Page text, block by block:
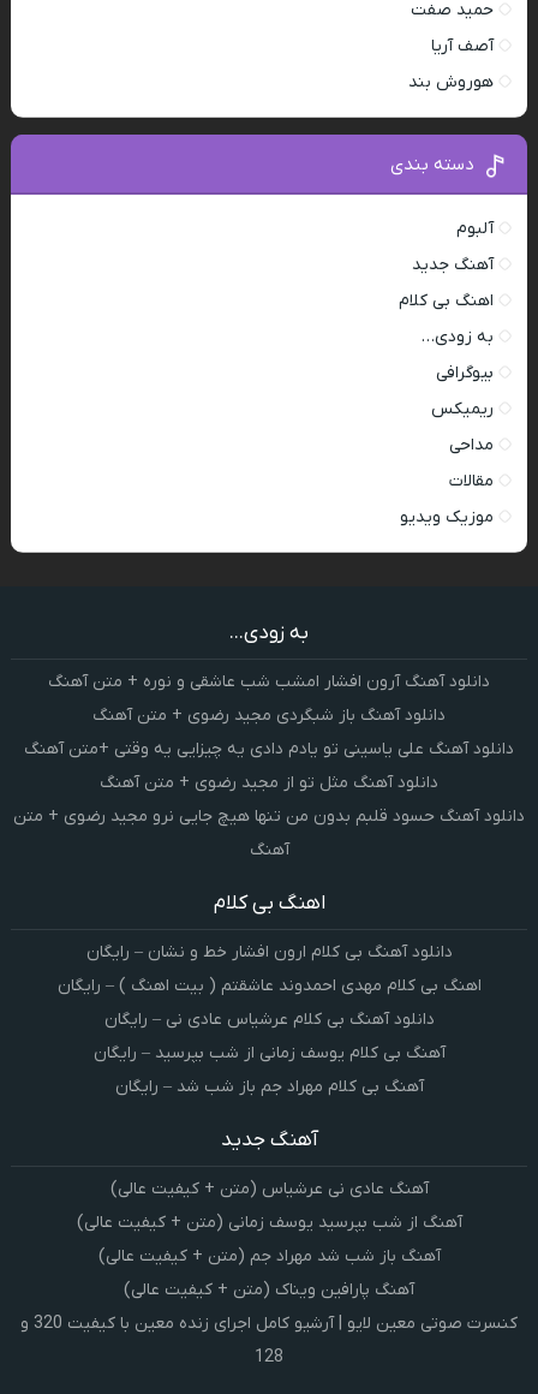
حمید صفت
آصف آریا
هوروش بند
دسته بندی
آلبوم
آهنگ جدید
اهنگ بی کلام
به زودی…
بیوگرافی
ریمیکس
مداحی
مقالات
موزیک ویدیو
به زودی...
دانلود آهنگ آرون افشار امشب شب عاشقی و نوره + متن آهنگ
دانلود آهنگ باز شبگردی مجید رضوی + متن آهنگ
دانلود آهنگ علی یاسینی تو یادم دادی یه چیزایی یه وقتی +متن آهنگ
دانلود آهنگ مثل تو از مجید رضوی + متن آهنگ
دانلود آهنگ حسود قلبم بدون من تنها هیچ جایی نرو مجید رضوی + متن
آهنگ
اهنگ بی کلام
دانلود آهنگ بی کلام ارون افشار خط و نشان – رایگان
اهنگ بی کلام مهدی احمدوند عاشقتم ( بیت اهنگ ) – رایگان
دانلود آهنگ بی کلام عرشیاس عادی نی – رایگان
آهنگ بی کلام یوسف زمانی از شب بپرسید – رایگان
آهنگ بی کلام مهراد جم باز شب شد – رایگان
آهنگ جدید
آهنگ عادی نی عرشیاس (متن + کیفیت عالی)
آهنگ از شب بپرسید یوسف زمانی (متن + کیفیت عالی)
آهنگ باز شب شد مهراد جم (متن + کیفیت عالی)
آهنگ پارافین ویناک (متن + کیفیت عالی)
کنسرت صوتی معین لایو | آرشیو کامل اجرای زنده معین با کیفیت 320 و
128